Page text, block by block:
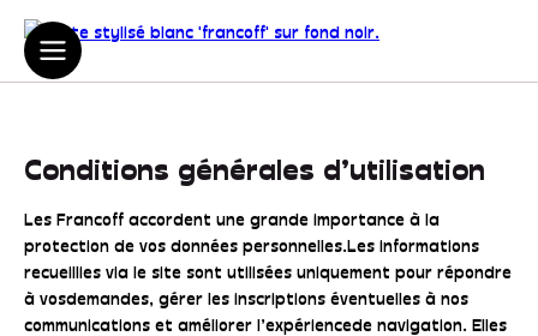
Conditions générales d’utilisation
Les Francoff accordent une grande importance à la
protection de vos données personnelles.Les informations
recueillies via le site sont utilisées uniquement pour répondre
à vosdemandes, gérer les inscriptions éventuelles à nos
communications et améliorer l’expériencede navigation. Elles